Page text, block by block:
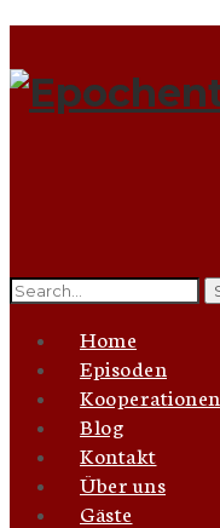
Search
for:
Home
Episoden
Kooperationen
Blog
Kontakt
Über uns
Gäste